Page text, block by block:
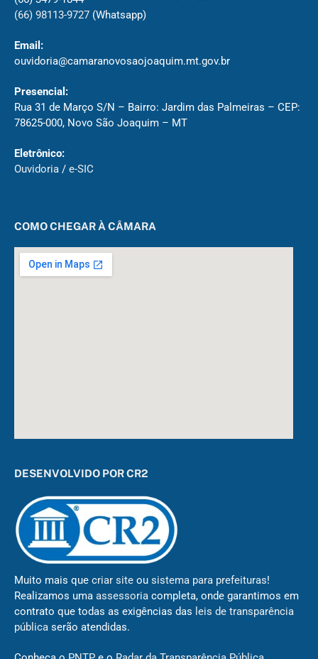
(66) 98113-9727 (Whatsapp)
Email:
ouvidoria@camaranovosaojoaquim.mt.gov.br
Presencial:
Rua 31 de Março S/N – Bairro: Jardim das Palmeiras – CEP:
78625-000, Novo São Joaquim – MT
Eletrônico:
Ouvidoria / e-SIC
COMO CHEGAR À CÂMARA
DESENVOLVIDO POR CR2
Muito mais que criar site ou sistema para prefeituras!
Realizamos uma assessoria completa, onde garantimos em
contrato que todas as exigências das leis de transparência
pública serão atendidas.